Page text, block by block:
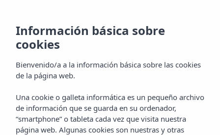
Habitaciones
Hotel Vibra Beverly Playa
Información básica sobre
cookies
Bienvenido/a a la información básica sobre las cookies
de la página web.
Una cookie o galleta informática es un pequeño archivo
de información que se guarda en su ordenador,
“smartphone” o tableta cada vez que visita nuestra
página web. Algunas cookies son nuestras y otras